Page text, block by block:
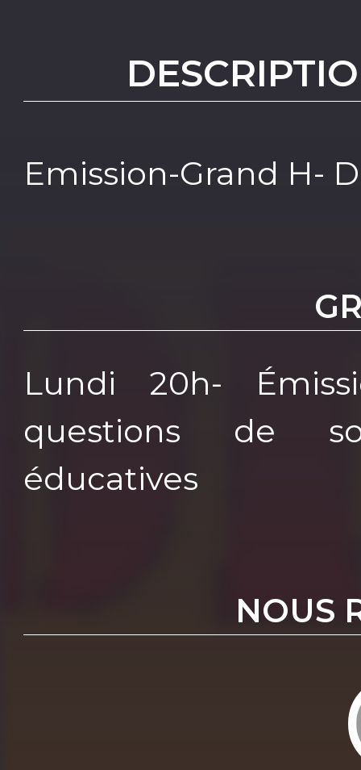
Emission-Grand H-
Lundi 20h-
questions de
éducatives
NOUS